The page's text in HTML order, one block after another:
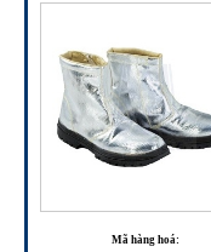
Mã hàng hoá: